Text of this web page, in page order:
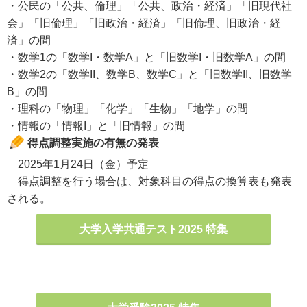
・公民の「公共、倫理」「公共、政治・経済」「旧現代社
会」「旧倫理」「旧政治・経済」「旧倫理、旧政治・経
済」の間
・数学1の「数学I・数学A」と「旧数学I・旧数学A」の間
・数学2の「数学II、数学B、数学C」と「旧数学II、旧数学
B」の間
・理科の「物理」「化学」「生物」「地学」の間
・情報の「情報I」と「旧情報」の間
得点調整実施の有無の発表
2025年1月24日（金）予定
得点調整を行う場合は、対象科目の得点の換算表も発表
される。
大学入学共通テスト2025 特集